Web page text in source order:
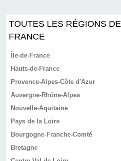
TOUTES LES RÉGIONS DE
FRANCE
Île-de-France
Hauts-de-France
Provence-Alpes-Côte d'Azur
Auvergne-Rhône-Alpes
Nouvelle-Aquitaine
Pays de la Loire
Bourgogne-Franche-Comté
Bretagne